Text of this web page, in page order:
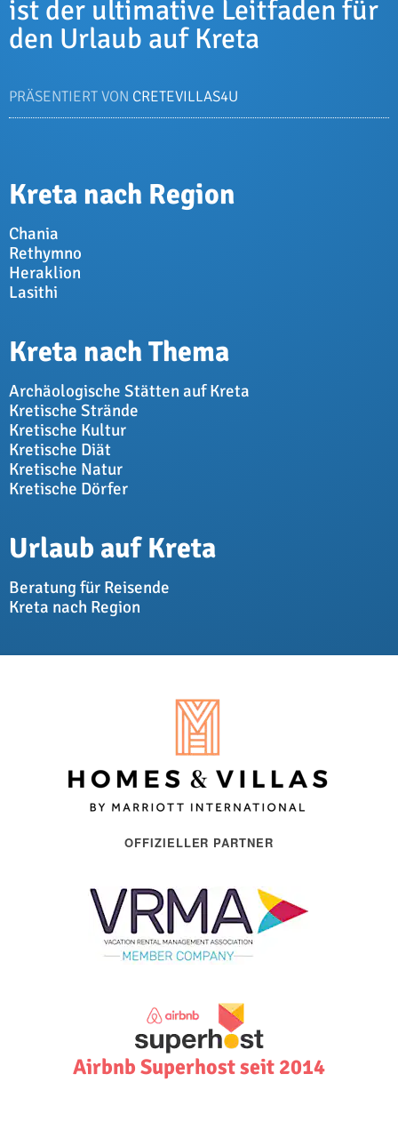
ist der ultimative Leitfaden für
den Urlaub auf Kreta
PRÄSENTIERT VON CRETEVILLAS4U
Kreta nach Region
Chania
Rethymno
Heraklion
Lasithi
Kreta nach Thema
Archäologische Stätten auf Kreta
Kretische Strände
Kretische Kultur
Kretische Diät
Kretische Natur
Kretische Dörfer
Urlaub auf Kreta
Beratung für Reisende
Kreta nach Region
OFFIZIELLER PARTNER
Airbnb Superhost seit 2014